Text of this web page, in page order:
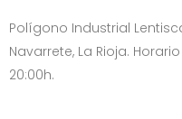
Polígono Industrial
Navarrete, La Rioja.
20:00h.